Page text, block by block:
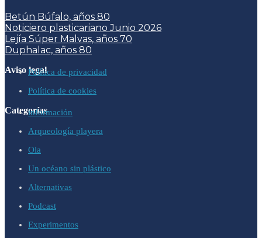
Betún Búfalo, años 80
Noticiero plasticariano Junio 2026
Lejía Súper Malvas, años 70
Duphalac, años 80
Aviso legalPolítica de privacidad
Política de cookies
Categoríasinformación
Arqueología playera
Ola
Un océano sin plástico
Alternativas
Podcast
Experimentos